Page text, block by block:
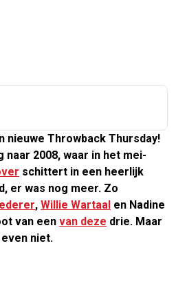
nieuwe Throwback Thursday!
2008, waar in het mei-
schittert in een heerlijk
er was nog meer. Zo
, Willie Wartaal en Nadine
van een van deze drie. Maar
niet.